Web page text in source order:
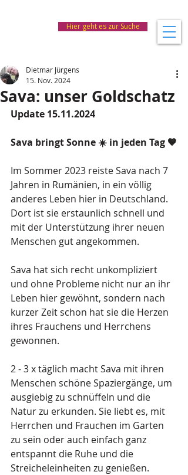
Hier geht es zur Suche
Sava: unser Goldschatz
Dietmar Jürgens
15. Nov. 2024
Update 15.11.2024
Sava bringt Sonne ☀️ in jeden Tag 🧡
Im Sommer 2023 reiste Sava nach 7
Jahren in Rumänien, in ein völlig
anderes Leben hier in Deutschland.
Dort ist sie erstaunlich schnell und
mit der Unterstützung ihrer neuen
Menschen gut angekommen.
Sava hat sich recht unkompliziert
und ohne Probleme nicht nur an ihr
Leben hier gewöhnt, sondern nach
kurzer Zeit schon hat sie die Herzen
ihres Frauchens und Herrchens
gewonnen.
2 - 3 x täglich macht Sava mit ihren
Menschen schöne Spaziergänge, um
ausgiebig zu schnüffeln und die
Natur zu erkunden. Sie liebt es, mit
Herrchen und Frauchen im Garten
zu sein oder auch einfach ganz
entspannt die Ruhe und die
Streicheleinheiten zu genießen.